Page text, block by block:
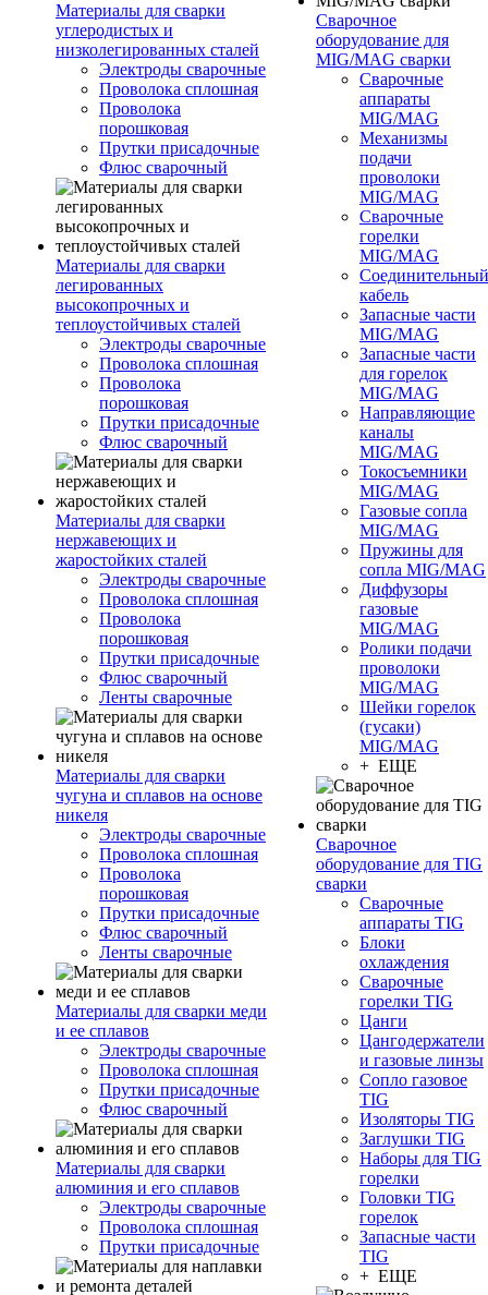
Материалы для сварки
углеродистых и
низколегированных сталей
Электроды сварочные
Проволока сплошная
Проволока
порошковая
Прутки присадочные
Флюс сварочный
Материалы для сварки
легированных
высокопрочных и
теплоустойчивых сталей
Электроды сварочные
Проволока сплошная
Проволока
порошковая
Прутки присадочные
Флюс сварочный
Материалы для сварки
нержавеющих и
жаростойких сталей
Электроды сварочные
Проволока сплошная
Проволока
порошковая
Прутки присадочные
Флюс сварочный
Ленты сварочные
Материалы для сварки
чугуна и сплавов на основе
никеля
Электроды сварочные
Проволока сплошная
Проволока
порошковая
Прутки присадочные
Флюс сварочный
Ленты сварочные
Материалы для сварки меди
и ее сплавов
Электроды сварочные
Проволока сплошная
Прутки присадочные
Флюс сварочный
Материалы для сварки
алюминия и его сплавов
Электроды сварочные
Проволока сплошная
Прутки присадочные
Сварочное
оборудование для
MIG/MAG сварки
Сварочные
аппараты
MIG/MAG
Механизмы
подачи
проволоки
MIG/MAG
Сварочные
горелки
MIG/MAG
Соединительный
кабель
Запасные части
MIG/MAG
Запасные части
для горелок
MIG/MAG
Направляющие
каналы
MIG/MAG
Токосъемники
MIG/MAG
Газовые сопла
MIG/MAG
Пружины для
сопла MIG/MAG
Диффузоры
газовые
MIG/MAG
Ролики подачи
проволоки
MIG/MAG
Шейки горелок
(гусаки)
MIG/MAG
+ ЕЩЕ
Сварочное
оборудование для TIG
сварки
Сварочные
аппараты TIG
Блоки
охлаждения
Сварочные
горелки TIG
Цанги
Цангодержатели
и газовые линзы
Сопло газовое
TIG
Изоляторы TIG
Заглушки TIG
Наборы для TIG
горелки
Головки TIG
горелок
Запасные части
TIG
+ ЕЩЕ